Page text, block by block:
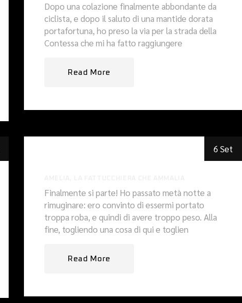
Dopo una colazione finalmente abbondante da
ciclista, e dopo il saluto di una mantide dorata
portafortuna, ho preso la via per la strada della
Contessa che mi ha fatto raggiungere
Read More
6 Set
Finalmente si parte! Ho passato metà notte a
rimuginare: ero convinto di essermi portato
troppa roba, e quindi di avere troppo peso. Alla
fine, togliendo una cosa di qui e toglien
Read More